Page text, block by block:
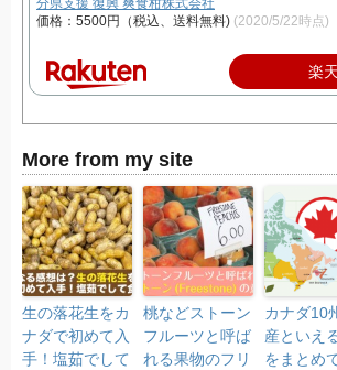
分県支援 復興 爽食柑株式会社
価格：5500円（税込、送料無料) (2020/5/22時点)
楽
More from my site
生の落花生をカ
ナダで初めて入
手！塩茹でして
桃などストーン
フルーツと呼ば
れる果物のフリ
カナダ10
産といえ
をまとめ